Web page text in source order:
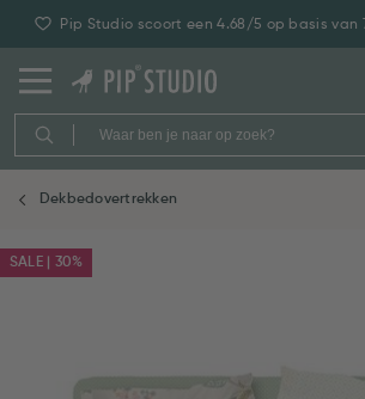
Pip Studio scoort een 4.68/5 op basis van
Dekbedovertrekken
SALE | 30%